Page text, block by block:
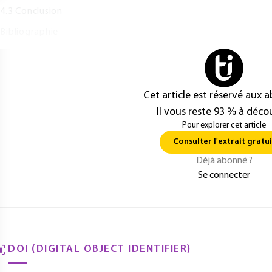
Cet article est réservé aux
Il vous reste 93 % à
Pour explorer cet article
Consulter l'extrait
Déjà abonné ?
Se connecter
DOI (DIGITAL OBJECT IDENTIFIER)